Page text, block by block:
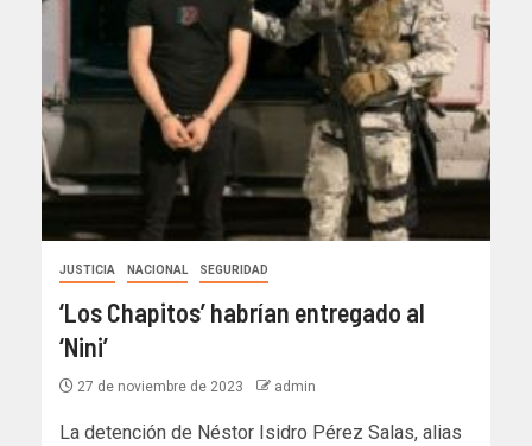
JUSTICIA NACIONAL SEGURIDAD
‘Los Chapitos’ habrían entregado al
‘Nini’
27 de noviembre de 2023 admin
La detención de Néstor Isidro Pérez Salas, alias